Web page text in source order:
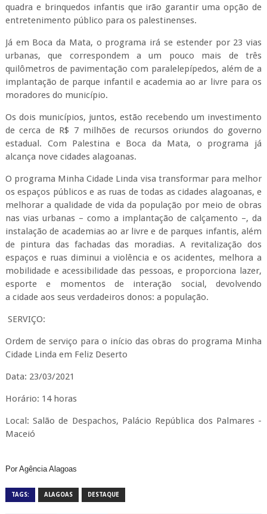
quadra e brinquedos infantis que irão garantir uma opção de
entretenimento público para os palestinenses.
Já em Boca da Mata, o programa irá se estender por 23 vias
urbanas, que correspondem a um pouco mais de três
quilômetros de pavimentação com paralelepípedos, além de a
implantação de parque infantil e academia ao ar livre para os
moradores do município.
Os dois municípios, juntos, estão recebendo um investimento
de cerca de R$ 7 milhões de recursos oriundos do governo
estadual. Com Palestina e Boca da Mata, o programa já
alcança nove cidades alagoanas.
O programa Minha Cidade Linda visa transformar para melhor
os espaços públicos e as ruas de todas as cidades alagoanas, e
melhorar a qualidade de vida da população por meio de obras
nas vias urbanas – como a implantação de calçamento –, da
instalação de academias ao ar livre e de parques infantis, além
de pintura das fachadas das moradias. A revitalização dos
espaços e ruas diminui a violência e os acidentes, melhora a
mobilidade e acessibilidade das pessoas, e proporciona lazer,
esporte e momentos de interação social, devolvendo
a cidade aos seus verdadeiros donos: a população.
SERVIÇO:
Ordem de serviço para o início das obras do programa Minha
Cidade Linda em Feliz Deserto
Data: 23/03/2021
Horário: 14 horas
Local: Salão de Despachos, Palácio República dos Palmares -
Maceió
Por Agência Alagoas
TAGS: ALAGOAS DESTAQUE